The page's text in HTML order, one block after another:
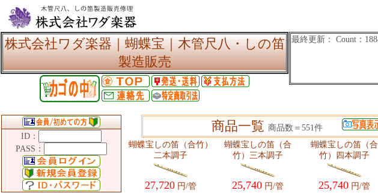
株式会社ワダ楽器｜蝴蝶宝｜木管尺八・しの笛
製造販売
ID：
PASS：
商品一覧 商品数＝551件
蝴蝶宝しの笛（合竹）
二本調子
27,720 円/管
蝴蝶宝しの笛（合
竹）三本調子
25,740円/管
蝴蝶宝しの笛（合
竹）四本調子
25,740円/管